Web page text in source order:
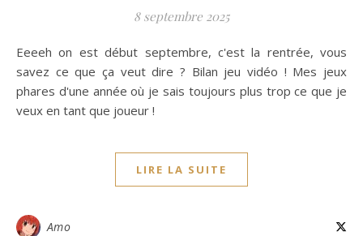
8 septembre 2025
Eeeeh on est début septembre, c'est la rentrée, vous
savez ce que ça veut dire ? Bilan jeu vidéo ! Mes jeux
phares d'une année où je sais toujours plus trop ce que je
veux en tant que joueur !
LIRE LA SUITE
Amo